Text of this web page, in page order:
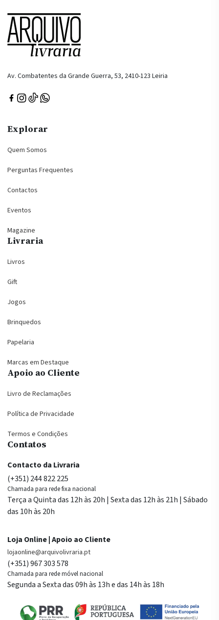
Av. Combatentes da Grande Guerra, 53, 2410-123 Leiria
Explorar
Quem Somos
Perguntas Frequentes
Contactos
Eventos
Magazine
Livraria
Livros
Gift
Jogos
Brinquedos
Papelaria
Marcas em Destaque
Apoio ao Cliente
Livro de Reclamações
Política de Privacidade
Termos e Condições
Contatos
Contacto da Livraria
(+351) 244 822 225
Chamada para rede fixa nacional
Terça a Quinta das 12h às 20h | Sexta das 12h às 21h | Sábado
das 10h às 20h
Loja Online | Apoio ao Cliente
lojaonline@arquivolivraria.pt
(+351) 967 303 578
Chamada para rede móvel nacional
Segunda a Sexta das 09h às 13h e das 14h às 18h